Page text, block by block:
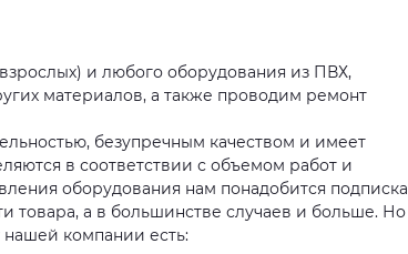
и любого оборудования из ПВХ,
материалов, а также проводим ремонт
безупречным качеством и имеет
в соответствии с объемом работ и
оборудования нам понадобится подписка
товара, а в большинстве случаев и больше. Но
компании есть: